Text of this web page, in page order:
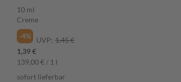
10 ml
Creme
-4%
UVP: 1,45 €
1,39 €
139,00 € / 1 l
sofort lieferbar